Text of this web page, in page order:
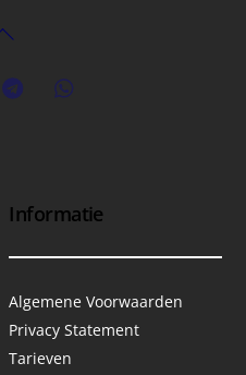
Back
Top
Informatie
Algemene Voorwaarden
Privacy Statement
Tarieven